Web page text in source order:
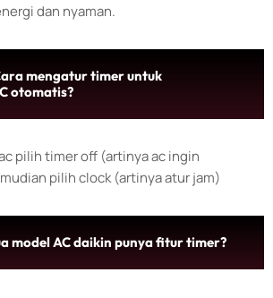
dan nyaman.
mengatur timer untuk
otomatis?
pilih timer off (artinya ac ingin
pilih clock (artinya atur jam)
model AC daikin punya fitur timer?